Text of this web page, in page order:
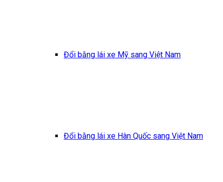
Đổi bằng lái xe Mỹ sang Việt Nam
Đổi bằng lái xe Hàn Quốc sang Việt Nam